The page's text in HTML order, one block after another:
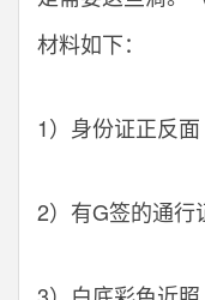
材料如下：
1）身份证正反面
2）有G签的通行